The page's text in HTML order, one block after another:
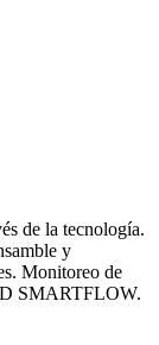
de la tecnología.
y
Monitoreo de
SMARTFLOW.